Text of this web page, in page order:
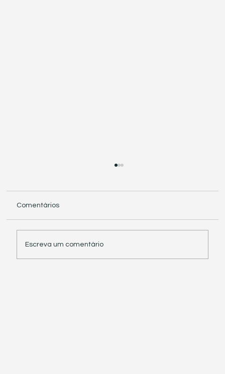
Comentários
Escreva um comentário